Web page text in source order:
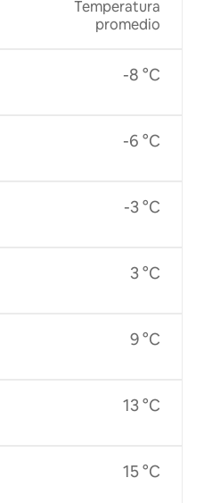
Temperatura
promedio
-8 °C
-6 °C
-3 °C
3 °C
9 °C
13 °C
15 °C